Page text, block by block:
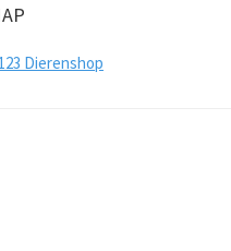
123 Dierenshop